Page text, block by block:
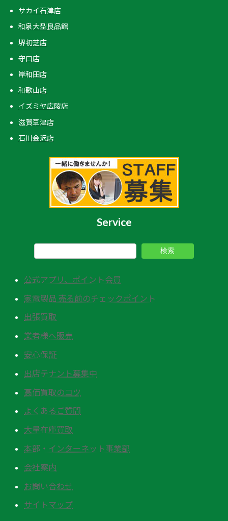
サカイ石津店
和泉大型良品館
堺初芝店
守口店
岸和田店
和歌山店
イズミヤ広陵店
滋賀草津店
石川金沢店
Service
検索
公式アプリ、ポイント会員
家電製品 売る前のチェックポイント
出張買取
業者様へ販売
安心保証
出店テナント募集中
高価買取のコツ
よくあるご質問
大量在庫買取
本部・インターネット事業部
会社案内
お問い合わせ
サイトマップ